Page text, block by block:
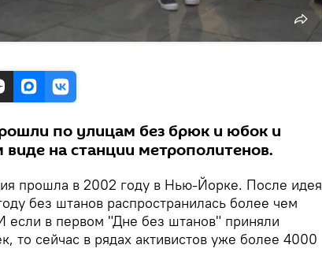
по улицам без брюк и юбок и
виде на станции метрополитенов.
прошла в 2002 году в Нью-Йорке. После идея
без штанов распространилась более чем
если в первом "Дне без штанов" приняли
то сейчас в рядах активистов уже более 4000